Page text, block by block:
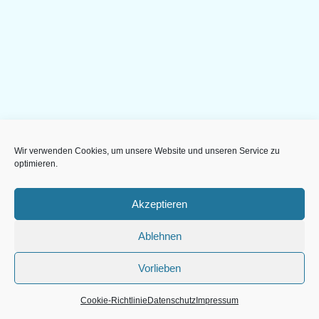
Wir verwenden Cookies, um unsere Website und unseren Service zu
optimieren.
Akzeptieren
Ablehnen
Vorlieben
Cookie-Richtlinie Datenschutz Impressum